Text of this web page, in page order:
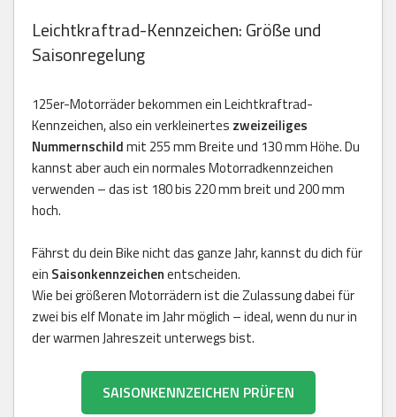
Leichtkraftrad-Kennzeichen: Größe und
Saisonregelung
125er-Motorräder bekommen ein Leichtkraftrad-
Kennzeichen, also ein verkleinertes zweizeiliges
Nummernschildmit 255 mm Breite und 130 mm Höhe. Du
kannst aber auch ein normales Motorradkennzeichen
verwenden – das ist 180 bis 220 mm breit und 200 mm
hoch.
Fährst du dein Bike nicht das ganze Jahr, kannst du dich für
ein Saisonkennzeichenentscheiden.
Wie bei größeren Motorrädern ist die Zulassung dabei für
zwei bis elf Monate im Jahr möglich – ideal, wenn du nur in
der warmen Jahreszeit unterwegs bist.
SAISONKENNZEICHEN PRÜFEN